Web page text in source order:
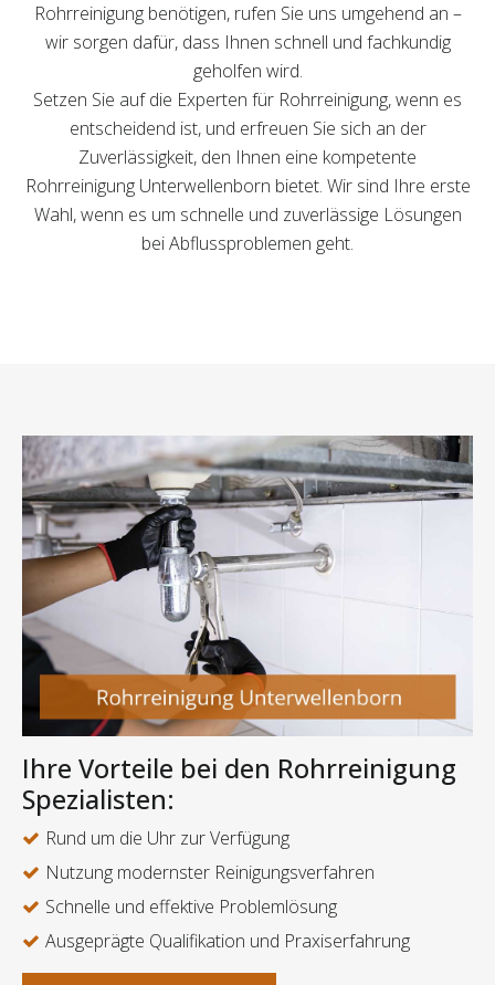
Rohrreinigung benötigen, rufen Sie uns umgehend an –
wir sorgen dafür, dass Ihnen schnell und fachkundig
geholfen wird.
Setzen Sie auf die Experten für Rohrreinigung, wenn es
entscheidend ist, und erfreuen Sie sich an der
Zuverlässigkeit, den Ihnen eine kompetente
Rohrreinigung Unterwellenborn bietet. Wir sind Ihre erste
Wahl, wenn es um schnelle und zuverlässige Lösungen
bei Abflussproblemen geht.
Ihre Vorteile bei den Rohrreinigung
Spezialisten:
Rund um die Uhr zur Verfügung
Nutzung modernster Reinigungsverfahren
Schnelle und effektive Problemlösung
Ausgeprägte Qualifikation und Praxiserfahrung